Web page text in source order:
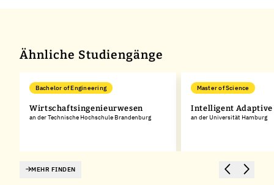
Ähnliche Studiengänge
Bachelor of Engineering
Wirtschaftsingenieurwesen
an der Technische Hochschule Brandenburg
Master of Science
Intelligent Adaptive
an der Universität Hamburg
MEHR FINDEN